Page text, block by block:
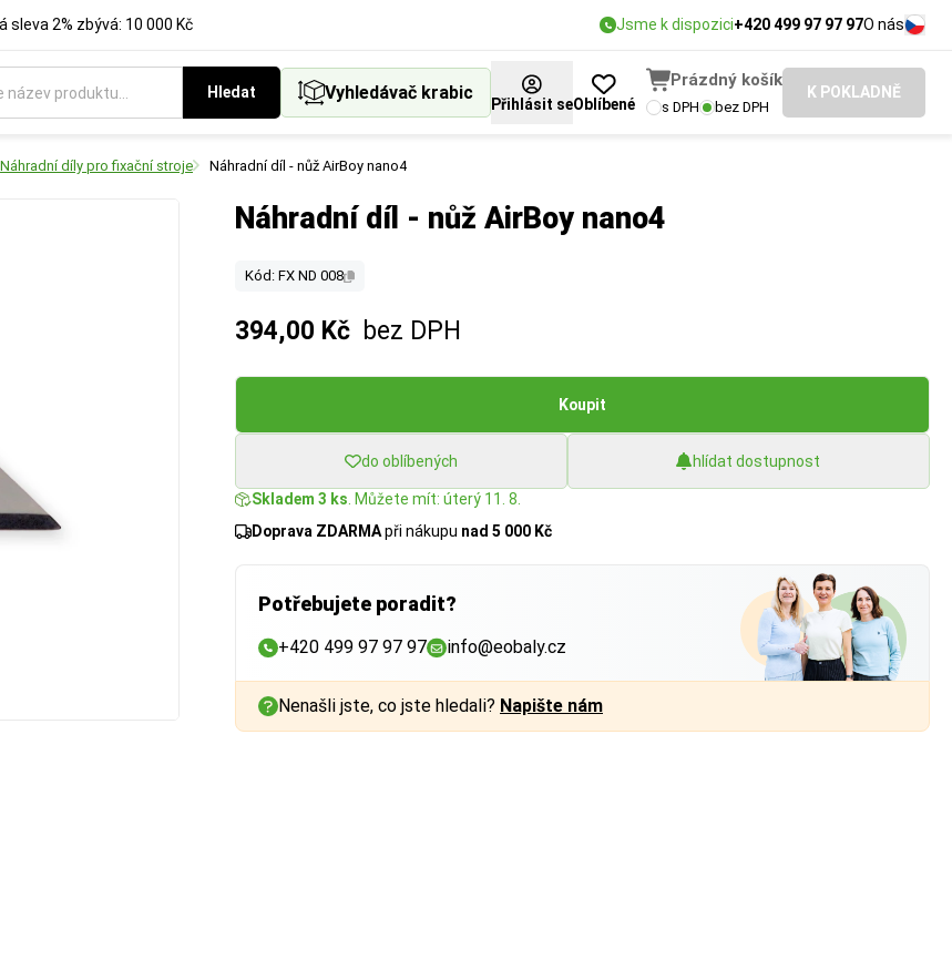
sleva 2% zbývá: 10 000 Kč Jsme k dispozici+420 499 97 97 97O nás
Hledat Vyhledávač krabic
Přihlásit seOblíbené
Prázdný košík
s DPH bez DPH
K POKLADNĚ
Náhradní díly pro fixační stroje Náhradní díl - nůž AirBoy nano4
Náhradní díl - nůž AirBoy nano4
Kód: FX ND 008
394,00 Kč bez DPH
Koupit
do oblíbených hlídat dostupnost
Skladem 3 ks . Můžete mít: úterý 11. 8.
Doprava ZDARMApři nákupu nad 5 000 Kč
Potřebujete poradit?
+420 499 97 97 97 info@eobaly.cz
Nenašli jste, co jste hledali? Napište nám